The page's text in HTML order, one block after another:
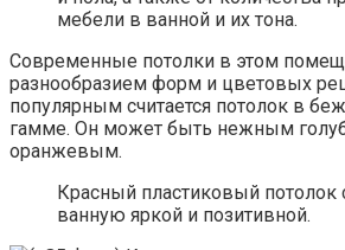
мебели в ванной и их тона.
Современные потолки в этом
разнообразием форм и цветовых
популярным считается потолок в
гамме. Он может быть нежным
оранжевым.
Красный пластиковый потолок
ванную яркой и позитивной.